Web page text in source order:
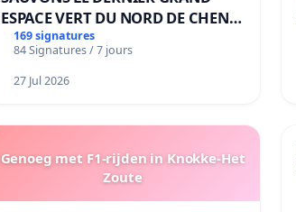
ESPACE VERT DU NORD DE CHENE-
BOUGERIES
169 signatures
84 Signatures / 7 jours
27 Jul 2026
Genoeg met F1-rijden in Knokke-Het
Zoute